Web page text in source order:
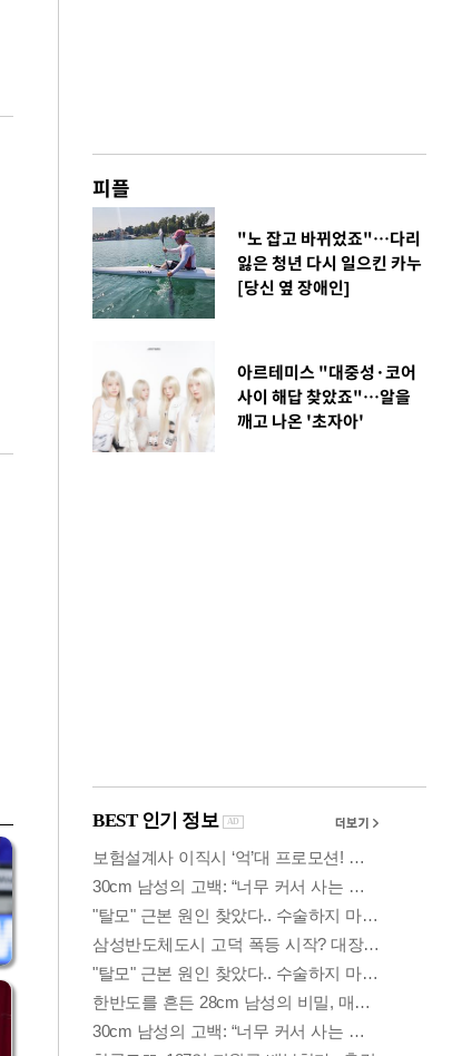
피플
"노 잡고 바뀌었죠"…다리
잃은 청년 다시 일으킨 카누
[당신 옆 장애인]
아르테미스 "대중성·코어
사이 해답 찾았죠"…알을
깨고 나온 '초자아'